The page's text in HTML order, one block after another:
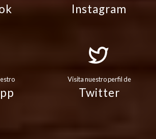
Instagram
Visita nuestro perfil de
Twitter